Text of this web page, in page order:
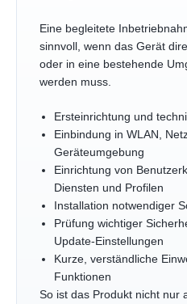
Eine begleitete
sinnvoll, wenn das Gerät
oder in eine bestehende
werden muss.
Ersteinrichtung und
Einbindung in WLAN,
Geräteumgebung
Einrichtung von
Diensten und Profilen
Installation notwendiger
Prüfung wichtiger
Update-Einstellungen
Kurze, verständliche
Funktionen
So ist das Produkt nicht nur